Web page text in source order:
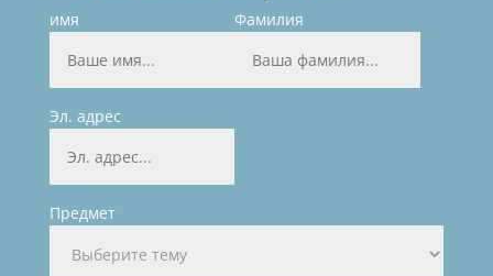
имя Фамилия
Эл. адрес
Предмет